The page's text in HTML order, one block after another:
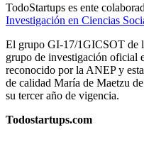
TodoStartups es ente
Investigación en Ciencias
El grupo GI-17/1GICSOT de
grupo de investigación oficial
reconocido por la ANEP y
de calidad María de Maetzu
su tercer año de vigencia.
Todostartups.com